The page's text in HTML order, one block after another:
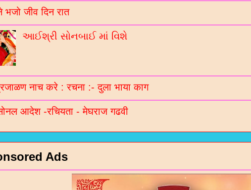
चारणी साहित्य ब्लॉगना अपडेट Whatsaap पर मेळववा माटे आ
नंबर 9913051642 आपना गृपमां ऐड करो
भजो जीव दिन रात
આઈશ્રી સોનબાઈ માં વિશે
नाच करे : रचना :- दुला भाया काग
आदेश -रचियता - मेघराज गढवी
Ads